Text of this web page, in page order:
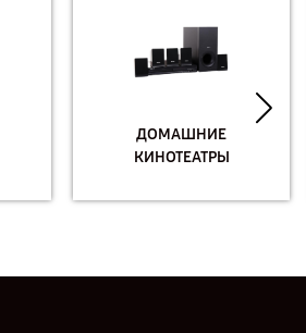
ДОМАШНИЕ
КИНОТЕАТРЫ